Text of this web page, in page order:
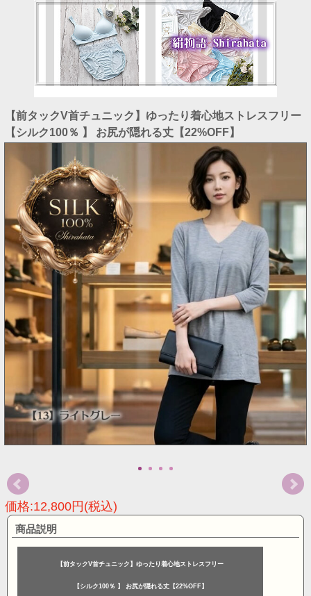
【前タックV首チュニック】ゆったり着心地ストレスフリー
【シルク100％ 】 お尻が隠れる丈【22%OFF】
価格:12,800円(税込)
商品説明
【前タックV首チュニック】ゆったり着心地ストレスフリー
【シルク100％ 】 お尻が隠れる丈【22%OFF】